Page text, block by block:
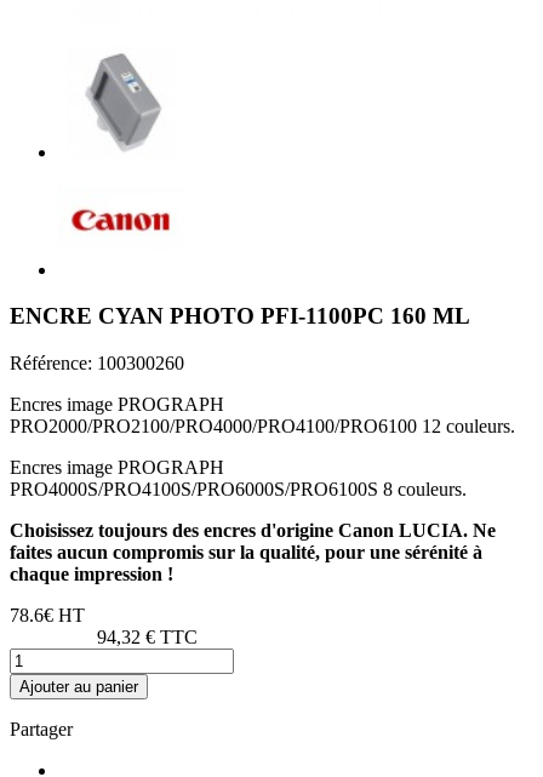
ENCRE CYAN PHOTO PFI-1100PC 160 ML
Référence: 100300260
Encres image PROGRAPH
PRO2000/PRO2100/PRO4000/PRO4100/PRO6100 12 couleurs.
Encres image PROGRAPH
PRO4000S/PRO4100S/PRO6000S/PRO6100S 8 couleurs.
Choisissez toujours des encres d'origine Canon LUCIA. Ne
faites aucun compromis sur la qualité, pour une sérénité à
chaque impression !
78.6€ HT
94,32 € TTC
Ajouter au panier
Partager